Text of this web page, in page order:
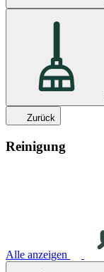
Zurück
Reinigung
Alle anzeigen